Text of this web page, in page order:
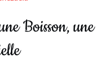
Boisson, une